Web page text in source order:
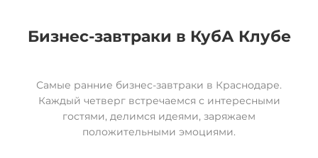
Бизнес-завтраки в КубАКлубе
Самые ранние бизнес-завтраки в Краснодаре.
Каждый четверг встречаемся с интересными
гостями, делимся идеями, заряжаем
положительными эмоциями.